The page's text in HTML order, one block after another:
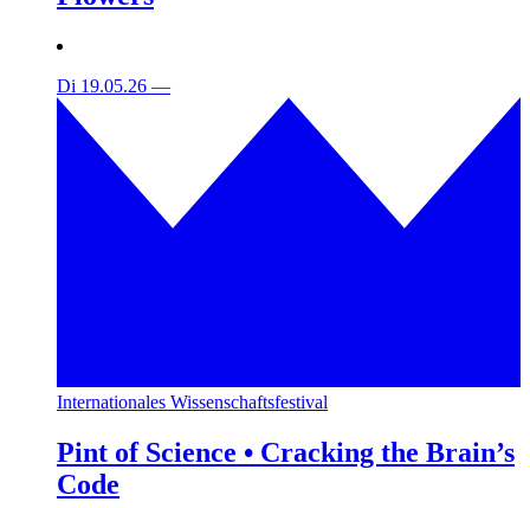
Di 19.05.26 —
Internationales Wissenschaftsfestival
Pint of Science • Cracking the Brain’s
Code